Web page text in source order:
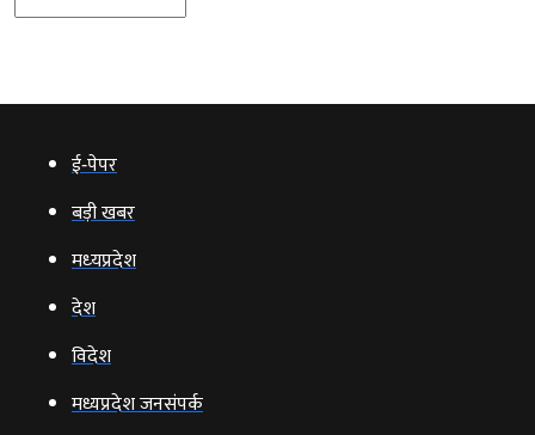
ई‑पेपर
बड़ी खबर
मध्‍यप्रदेश
देश
विदेश
मध्यप्रदेश जनसंपर्क